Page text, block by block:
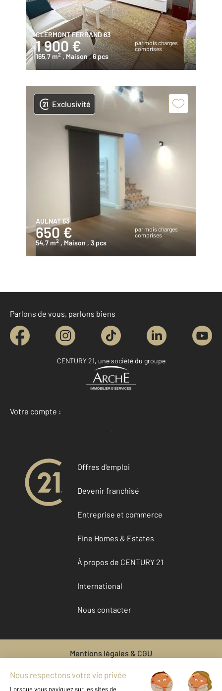
CLERMONT FERRAND 63
1 900 €
par mois charges
comprises
165,7 m2 , Maison, 6 pcs
Exclusivité
AULNAT 63
650 €
par mois charges
comprises
54,7 m2 , Maison , 3 pcs
Parlons de vous, parlons biens
CENTURY 21, une société du groupe
Votre compte :
Accéder à mon compte
Offres d'emploi
Devenir franchisé
Entreprise et commerce
Fine Homes & Estates
À propos de CENTURY 21
International
Nous contacter
Mentions légales & CGU
Gestionnaire des cookies